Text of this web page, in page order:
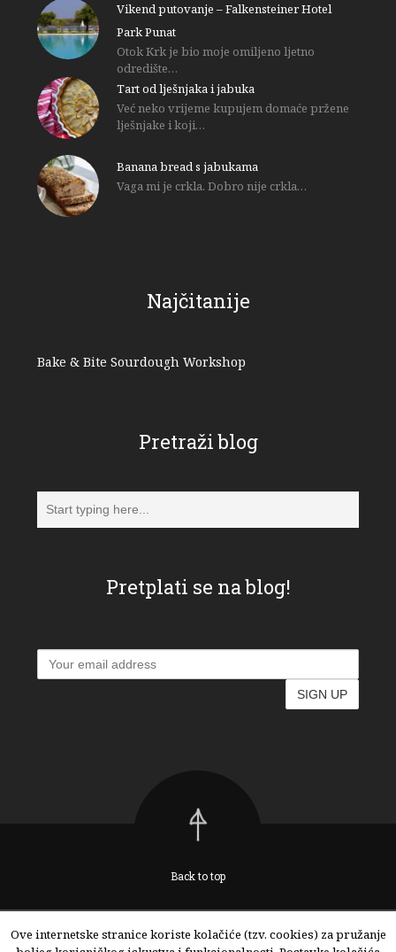
Vikend putovanje – Falkensteiner Hotel
Park Punat
Otok Krk je bio moje omiljeno ljetno
odredište…
Tart od lješnjaka i jabuka
Već neko vrijeme kupujem domaće pržene
lješnjake i koji…
Banana bread s jabukama
Vaga mi je crkla. Dobro nije crkla…
Najčitanije
Bake & Bite Sourdough Workshop
Pretraži blog
Pretplati se na blog!
Back to top
Ove internetske stranice koriste kolačiće (tzv. cookies) za pružanje